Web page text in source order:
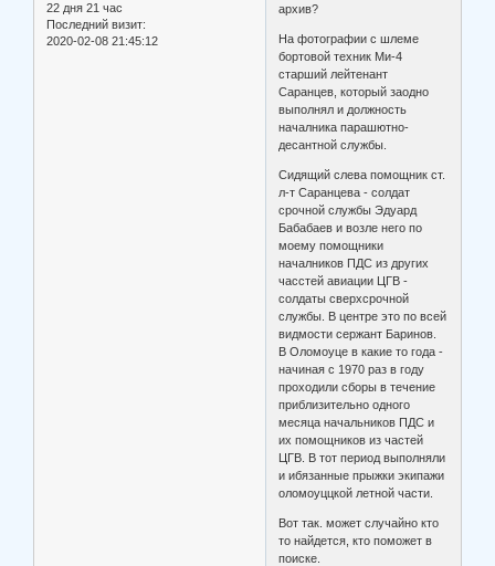
22 дня 21 час
Последний визит:
2020-02-08 21:45:12
архив?
На фотографии с шлеме
бортовой техник Ми-4
старший лейтенант
Саранцев, который заодно
выполнял и должность
началника парашютно-
десантной службы.
Сидящий слева помощник ст.
л-т Саранцева - солдат
срочной службы Эдуард
Бабабаев и возле него по
моему помощники
началников ПДС из других
часстей авиации ЦГВ -
солдаты сверхсрочной
службы. В центре это по всей
видмости сержант Баринов.
В Оломоуце в какие то года -
начиная с 1970 раз в году
проходили сборы в течение
приблизительно одного
месяца начальников ПДС и
их помощников из частей
ЦГВ. В тот период выполняли
и ибязанные прыжки экипажи
оломоуццкой летной части.
Вот так. может случайно кто
то найдется, кто поможет в
поиске.